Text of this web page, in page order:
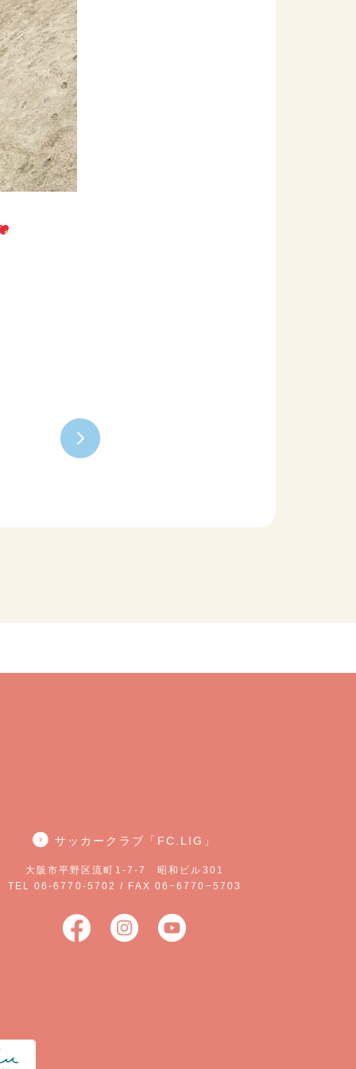
サッカークラブ「FC.LIG」
大阪市平野区流町1-7-7 昭和ビル301
TEL 06-6770-5702 / FAX 06−6770−5703